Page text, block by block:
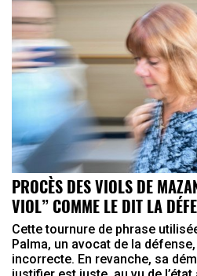
PROCÈS DES VIOLS DE
VIOL” COMME LE DIT LA
Cette tournure de phrase
Palma, un avocat de la
incorrecte. En revanche, sa